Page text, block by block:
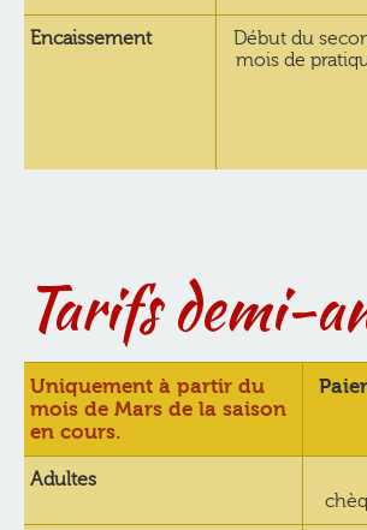
Encaissement
Début du
mois de
Tarifs demi-
Uniquement à partir du
mois de Mars de la saison
en cours.
Adultes